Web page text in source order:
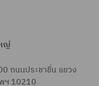
ญ่
ถนนประชาชื่น แขวง
ฯ 10210